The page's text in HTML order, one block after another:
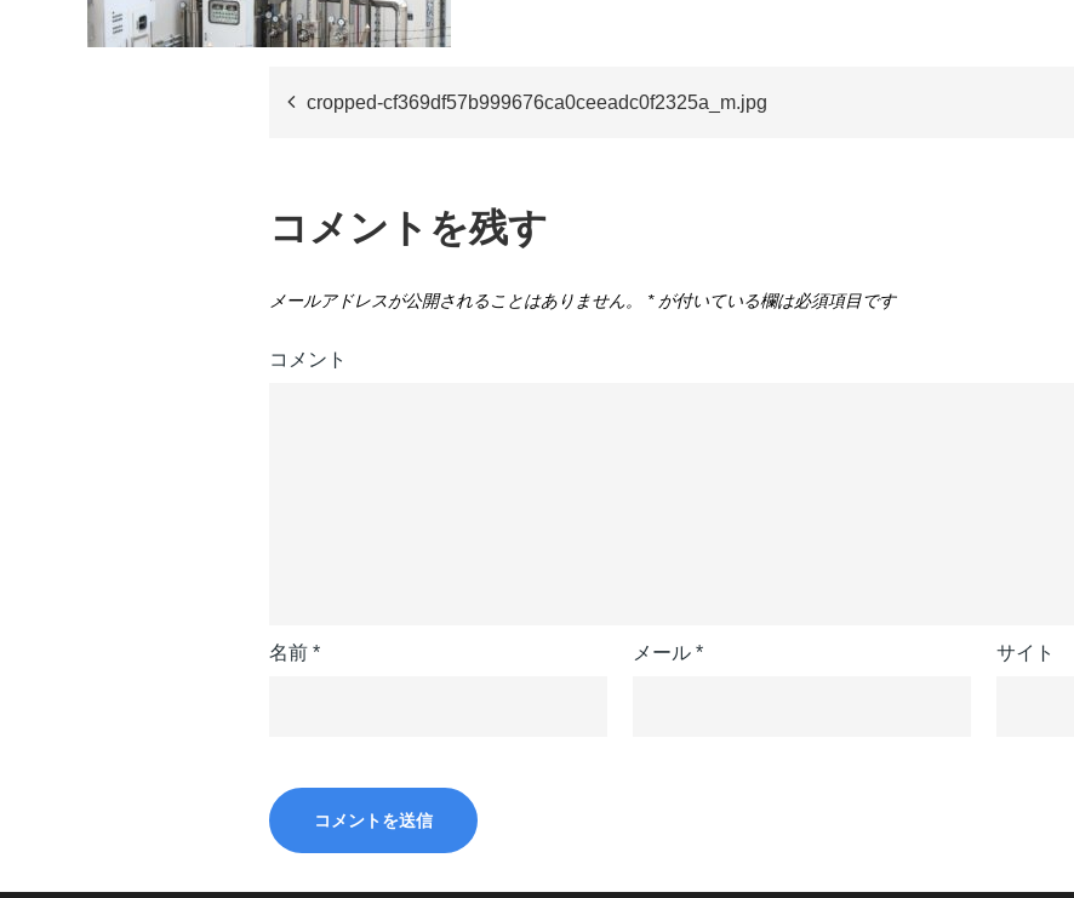
稿
ナ
ゲ
ー
cropped-cf369df57b999676ca0ceeadc0f2325a_m.jpg
コメントを残す
メールアドレスが公開されることはありません。 *が付いている欄は必須項目です
コメント
名前 * メール * サイト